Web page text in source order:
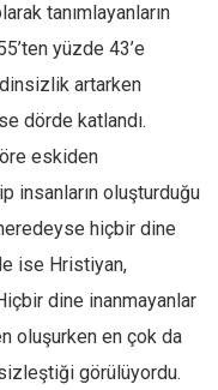
tanımlayanların
yüzde 43’e
artarken
dörde katlandı.
eskiden
insanların oluşturduğu
hiçbir dine
ise Hristiyan,
dine inanmayanlar
oluşurken en çok da
görülüyordu.